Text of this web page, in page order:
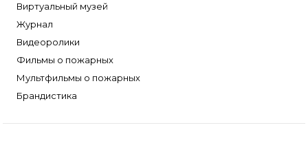
Виртуальный музей
Журнал
Видеоролики
Фильмы о пожарных
Мультфильмы о пожарных
Брандистика